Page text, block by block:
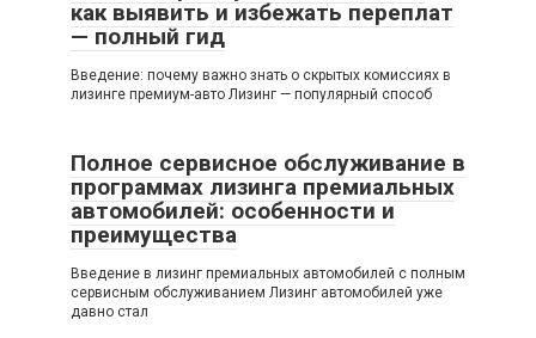
как выявить и избежать переплат
— полный гид
Введение: почему важно знать о скрытых комиссиях в
лизинге премиум-авто Лизинг — популярный способ
Полное сервисное обслуживание в
программах лизинга премиальных
автомобилей: особенности и
преимущества
Введение в лизинг премиальных автомобилей с полным
сервисным обслуживанием Лизинг автомобилей уже
давно стал